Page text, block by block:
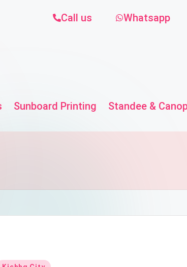
Call us Whatsapp
Sunboard Printing Standee &